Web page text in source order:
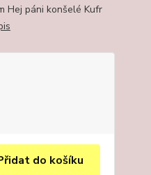
Hej páni konšelé Kufr
do košíku